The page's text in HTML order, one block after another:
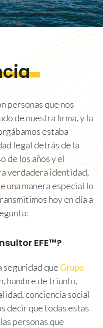
personas que nos
de nuestra firma, y la
estaba
legal detrás de la
de los años y el
verdadera identidad,
una manera especial lo
hoy en día a
EFE™?
seguridad que Grupo
hambre de triunfo,
conciencia social
decir que todas estas
personas que